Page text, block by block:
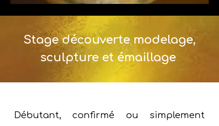
Stage découverte modelage,
sculpture et émaillage
Débutant, confirmé ou simplement